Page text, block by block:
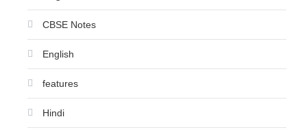
CBSE Notes
English
features
Hindi